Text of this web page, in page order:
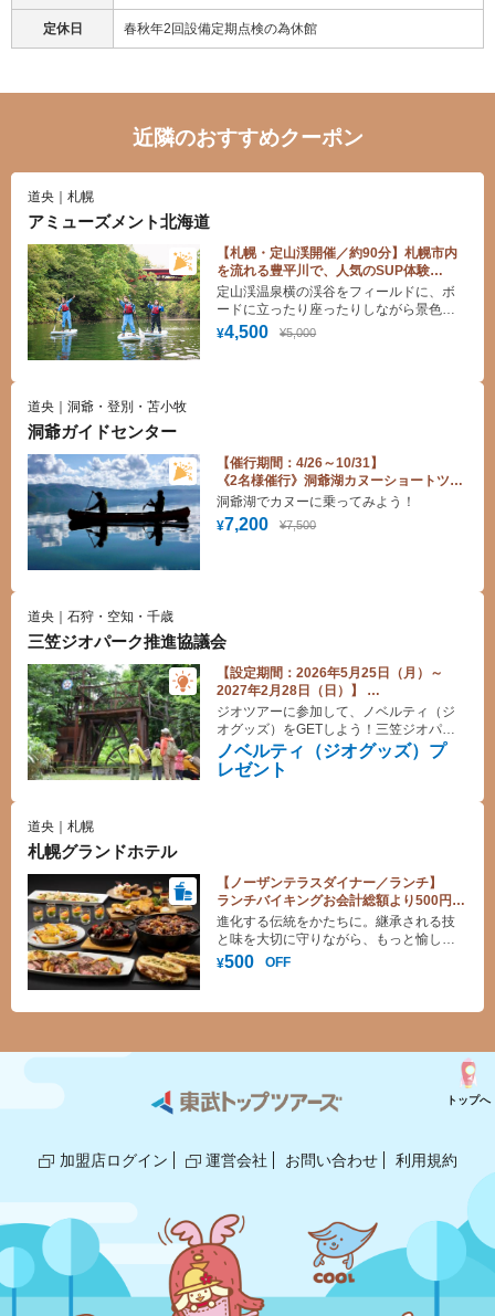
定休日 春秋年2回設備定期点検の為休館
近隣のおすすめクーポン
道央｜札幌
アミューズメント北海道
【札幌・定山渓開催／約90分】札幌市内
を流れる豊平川で、人気のSUP体験
を！ （2026/6/1～11/8）
¥4,500 ¥5,000
定山渓温泉横の渓谷をフィールドに、ボ
ードに立ったり座ったりしながら景色を
満喫。
道央｜洞爺・登別・苫小牧
洞爺ガイドセンター
【催行期間：4/26～10/31】
《2名様催行》洞爺湖カヌーショートツー
リング体験料金割引♪
¥7,200 ¥7,500
洞爺湖でカヌーに乗ってみよう！
道央｜石狩・空知・千歳
三笠ジオパーク推進協議会
【設定期間：2026年5月25日（月）～
2027年2月28日（日）】
ジオツアー参加者にノベルティ（ジオグ
ッズ）プレゼント！
ノベルティ（ジオグッズ）プ
レゼント
ジオツアーに参加して、ノベルティ（ジ
オグッズ）をGETしよう！三笠ジオパー
クが企画・主催するジオツアーでは、化
石、日本遺産、ワイン、SUP、サイクリ
ングなど、楽しい体験とツアーが盛り沢
道央｜札幌
札幌グランドホテル
【ノーザンテラスダイナー／ランチ】
ランチバイキングお会計総額より500円引
き
¥500 OFF
進化する伝統をかたちに。継承される技
と味を大切に守りながら、もっと愉し
く、さらに次へ。 フレンチ、ブッフェ、
加盟店ログイン 運営会社 お問い合わせ 利用規約
トップへ